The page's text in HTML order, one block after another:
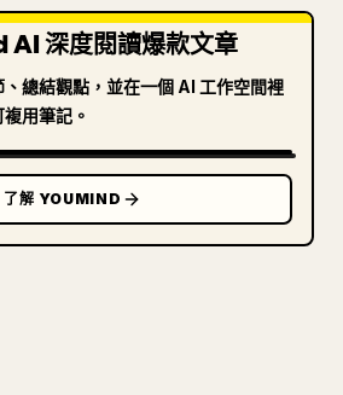
AI 深度閱讀爆款文章
總結觀點，並在一個 AI 工作空間裡
用筆記。
了解 YOUMIND